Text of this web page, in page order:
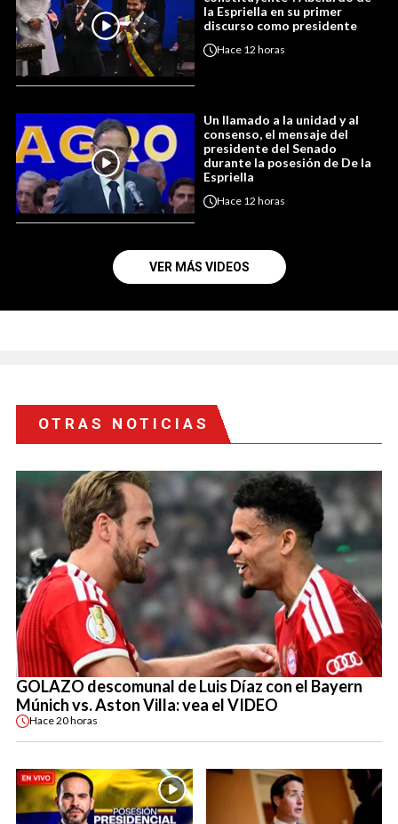
la Espriella en su primer
discurso como presidente
Hace 12 horas
Un llamado a la unidad y al
consenso, el mensaje del
presidente del Senado
durante la posesión de De la
Espriella
Hace 12 horas
VER MÁS VIDEOS
OTRAS NOTICIAS
GOLAZO descomunal de Luis Díaz con el Bayern
Múnich vs. Aston Villa: vea el VIDEO
Hace20 horas